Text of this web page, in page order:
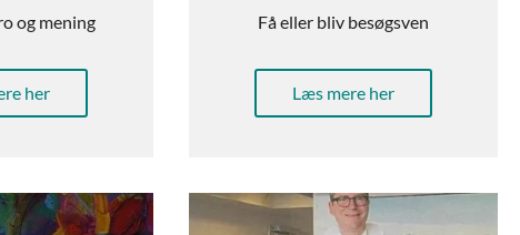
og mening
her
Få eller bliv besøgsven
Læs mere her